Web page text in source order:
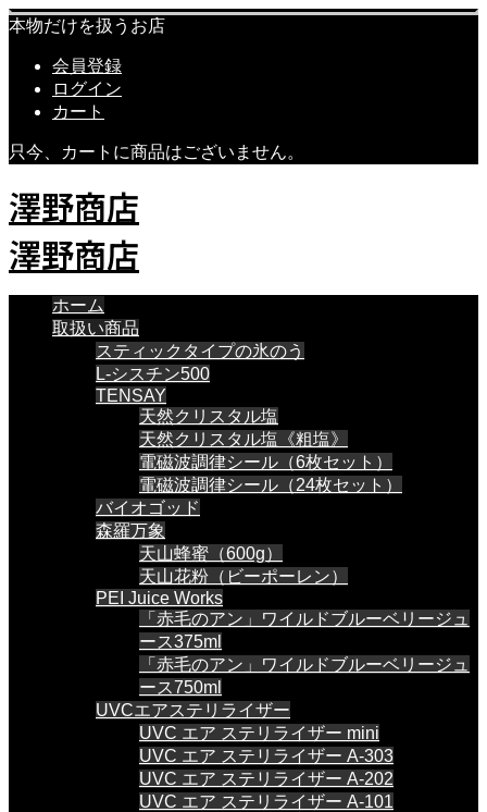
本物だけを扱うお店
会員登録
ログイン
カート
只今、カートに商品はございません。
澤野商店
澤野商店
ホーム
取扱い商品
スティックタイプの氷のう
L-シスチン500
TENSAY
天然クリスタル塩
天然クリスタル塩《粗塩》
電磁波調律シール（6枚セット）
電磁波調律シール（24枚セット）
バイオゴッド
森羅万象
天山蜂蜜（600g）
天山花粉（ビーポーレン）
PEI Juice Works
「赤毛のアン」ワイルドブルーベリージュ
ース375ml
「赤毛のアン」ワイルドブルーベリージュ
ース750ml
UVCエアステリライザー
UVC エア ステリライザー mini
UVC エア ステリライザー A-303
UVC エア ステリライザー A-202
UVC エア ステリライザー A-101